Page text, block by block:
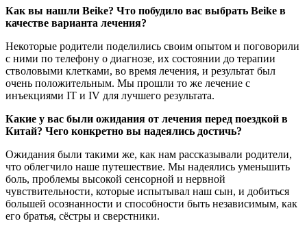
Как вы нашли Beike? Что побудило вас выбрать Beike в
качестве варианта лечения?
Некоторые родители поделились своим опытом и поговорили
с ними по телефону о диагнозе, их состоянии до терапии
стволовыми клетками, во время лечения, и результат был
очень положительным. Мы прошли то же лечение с
инъекциями IT и IV для лучшего результата.
Какие у вас были ожидания от лечения перед поездкой в
Китай? Чего конкретно вы надеялись достичь?
Ожидания были такими же, как нам рассказывали родители,
что облегчило наше путешествие. Мы надеялись уменьшить
боль, проблемы высокой сенсорной и нервной
чувствительности, которые испытывал наш сын, и добиться
большей осознанности и способности быть независимым, как
его братья, сёстры и сверстники.